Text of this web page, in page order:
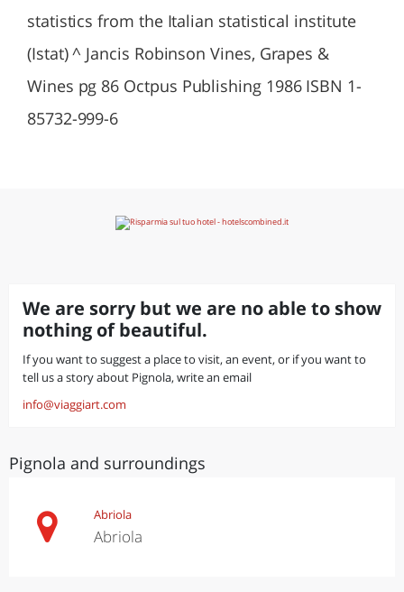
statistics from the Italian statistical institute
(Istat) ^ Jancis Robinson Vines, Grapes &
Wines pg 86 Octpus Publishing 1986 ISBN 1-
85732-999-6
We are sorry but we are no able to show
nothing of beautiful.
If you want to suggest a place to visit, an event, or if you want to
tell us a story about Pignola, write an email
info@viaggiart.com
Pignola and surroundings
Abriola
Abriola